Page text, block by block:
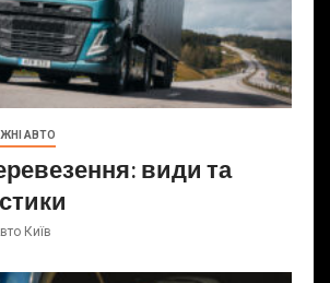
АВТО
види та
Київ